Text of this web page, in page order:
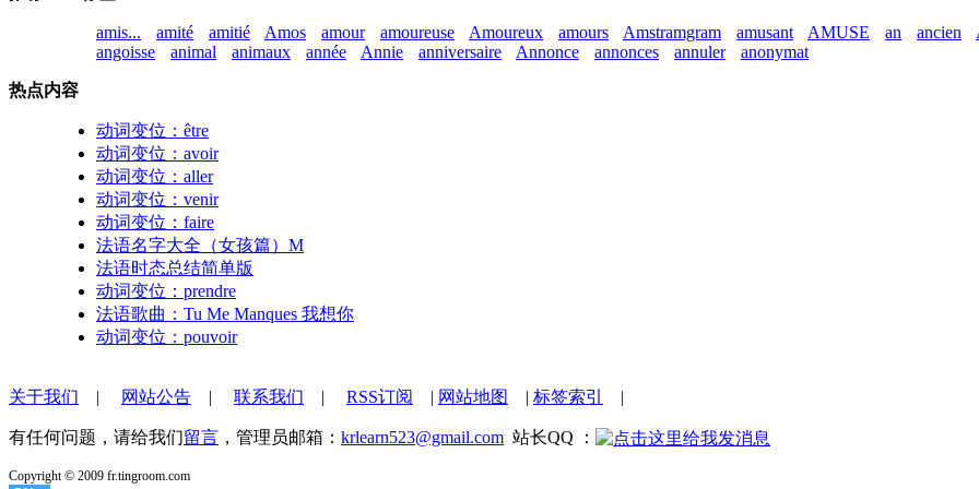
amis... amité amitié Amos amour amoureuse Amoureux amours Amstramgram amusant AMUSE an ancien
angoisse
animal animaux année Annie anniversaire Annonce annonces annuler anonymat
热点内容
动词变位：être
动词变位：avoir
动词变位：aller
动词变位：venir
动词变位：faire
法语名字大全（女孩篇）M
法语时态总结简单版
动词变位：prendre
法语歌曲：Tu Me Manques 我想你
动词变位：pouvoir
关于我们 | 网站公告 | 联系我们 | RSS订阅 | 网站地图 | 标签索引 |
有任何问题，请给我们留言 ，管理员邮箱： krlearn523@gmail.com 站长QQ ：
Copyright © 2009 fr.tingroom.com